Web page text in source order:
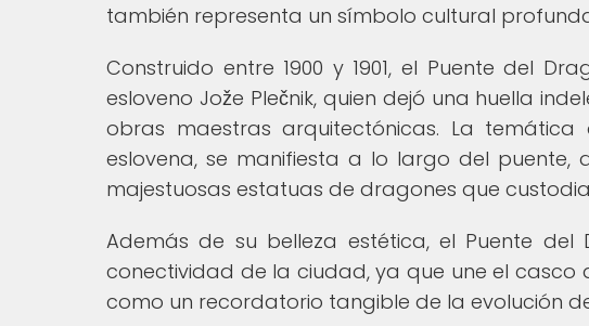
también representa un símbolo cultural
Construido entre 1900 y 1901, el Puente del
esloveno Jože Plečnik, quien dejó una huella
obras maestras arquitectónicas. La
eslovena, se manifiesta a lo largo del
majestuosas estatuas de dragones que
Además de su belleza estética, el Puente
conectividad de la ciudad, ya que une el casco
como un recordatorio tangible de la evolución